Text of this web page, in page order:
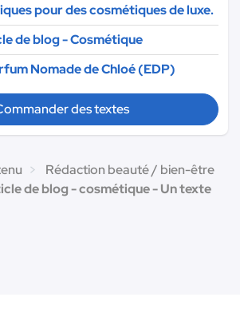
pour des cosmétiques de luxe.
de blog - Cosmétique
Nomade de Chloé (EDP)
des textes
Rédaction beauté / bien-être
de blog - cosmétique - Un texte